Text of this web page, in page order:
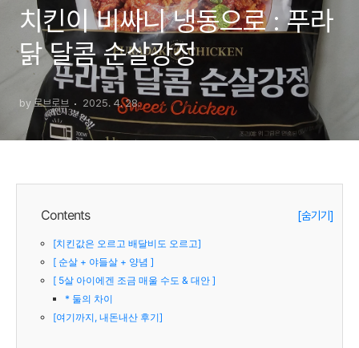
치킨이 비싸니 냉동으로 : 푸라
닭 달콤 순살강정
by 로브로브 2025. 4. 28.
Contents [숨기기]
[치킨값은 오르고 배달비도 오르고]
[ 순살 + 야들살 + 양념 ]
[ 5살 아이에겐 조금 매울 수도 & 대안 ]
* 둘의 차이
[여기까지, 내돈내산 후기]